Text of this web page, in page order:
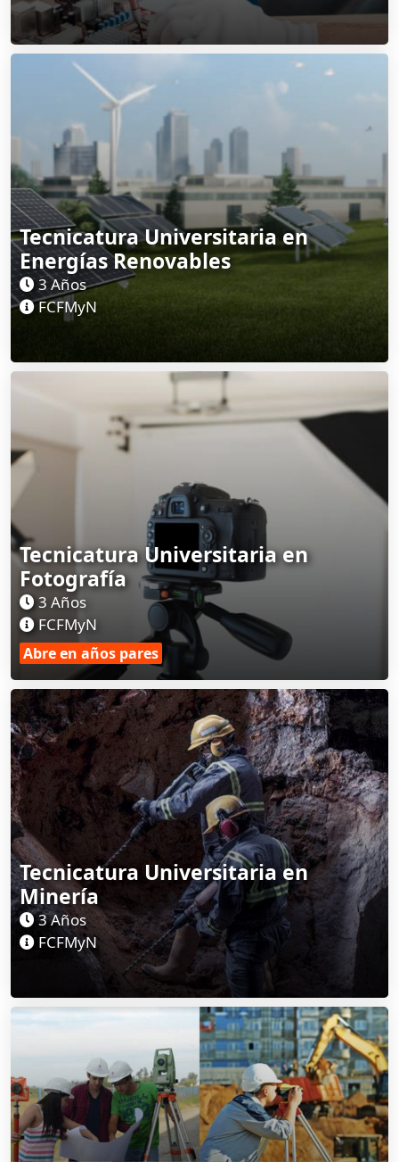
Tecnicatura Universitaria en
Energías Renovables
3 Años
FCFMyN
Tecnicatura Universitaria en
Fotografía
3 Años
FCFMyN
Abre en años pares
Tecnicatura Universitaria en
Minería
3 Años
FCFMyN